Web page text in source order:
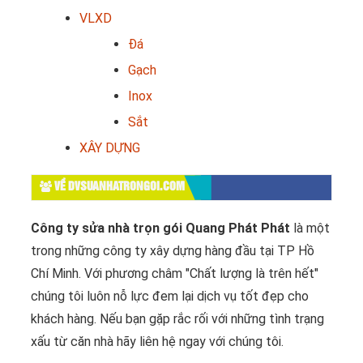
VLXD
Đá
Gạch
Inox
Sắt
XÂY DỰNG
VỀ DVSUANHATRONGOI.COM
Công ty sửa nhà trọn gói Quang Phát Phát là một
trong những công ty xây dựng hàng đầu tại TP Hồ
Chí Minh. Với phương châm "Chất lượng là trên hết"
chúng tôi luôn nỗ lực đem lại dịch vụ tốt đẹp cho
khách hàng. Nếu bạn gặp rắc rối với những tình trạng
xấu từ căn nhà hãy liên hệ ngay với chúng tôi.